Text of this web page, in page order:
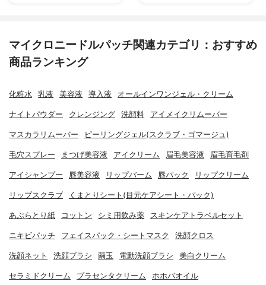
マイクロニードルパッチ関連カテゴリ：おすすめ
商品ランキング
化粧水 乳液 美容液 導入液 オールインワンジェル・クリーム
ナイトパウダー クレンジング 洗顔料 アイメイクリムーバー
マスカラリムーバー ピーリングジェル(スクラブ・ゴマージュ)
毛穴スプレー まつげ美容液 アイクリーム 眉毛美容液 眉毛育毛剤
アイシャンプー 唇美容液 リップバーム 唇パック リップクリーム
リップスクラブ くまとりシート(目元ケアシート・パック)
あぶらとり紙 コットン シミ用飲み薬 スキンケアトラベルセット
ニキビパッチ フェイスパック・シートマスク 洗顔クロス
洗顔ネット 洗顔ブラシ 繭玉 電動洗顔ブラシ 美白クリーム
セラミドクリーム プラセンタクリーム ホホバオイル